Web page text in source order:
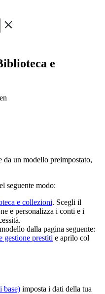
e
da un modello preimpostato,
seguente modo:
e collezioni. Scegli il
e personalizza i conti e i
dalla pagina seguente:
gestione prestiti e aprilo col
base) imposta i dati della tua